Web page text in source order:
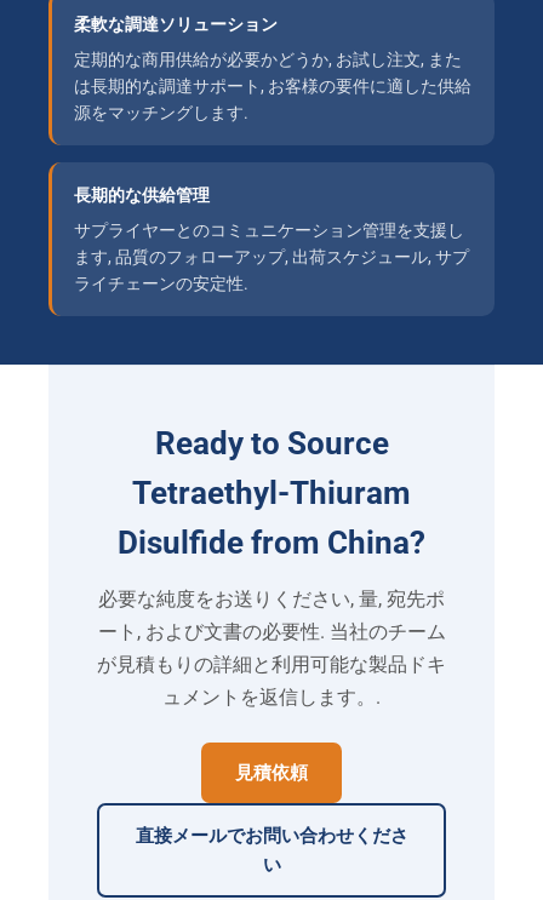
柔軟な調達ソリューション
定期的な商用供給が必要かどうか, お試し注文, また
は長期的な調達サポート, お客様の要件に適した供給
源をマッチングします.
長期的な供給管理
サプライヤーとのコミュニケーション管理を支援し
ます, 品質のフォローアップ, 出荷スケジュール, サプ
ライチェーンの安定性.
Ready to Source
Tetraethyl-Thiuram
Disulfide from China?
必要な純度をお送りください, 量, 宛先ポ
ート, および文書の必要性. 当社のチーム
が見積もりの​​詳細と利用可能な製品ドキ
ュメントを返信します。.
見積依頼
直接メールでお問い合わせくださ
い